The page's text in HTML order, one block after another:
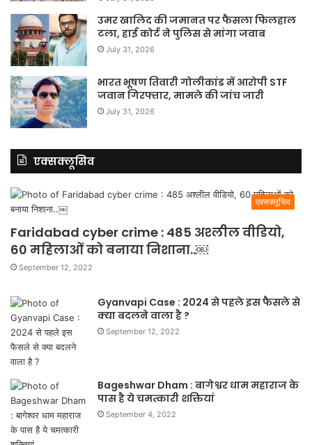
उमर खालिद की जमानत पर फैसला फिलहाल
टला, हाई कोर्ट ने पुलिस से मांगा जवाब
July 31, 2026
भारत भूषण तिवारी गोलीकांड में आरोपी STF
जवान गिरफ्तार, मामले की जांच जारी
July 31, 2026
एक्सक्लूसिव
एक्सक्लूसिव
Faridabad cyber crime : 485 अश्लील वीडियो,
60 महिलाओं को बनाया निशाना..￼
September 12, 2022
Gyanvapi Case : 2024 से पहले इस फैसले से
क्या बदलने वाला है ?
September 12, 2022
Bageshwar Dham : बागेश्वर धाम महाराज के
पास है ये चमत्कारी शक्तियां
September 4, 2022